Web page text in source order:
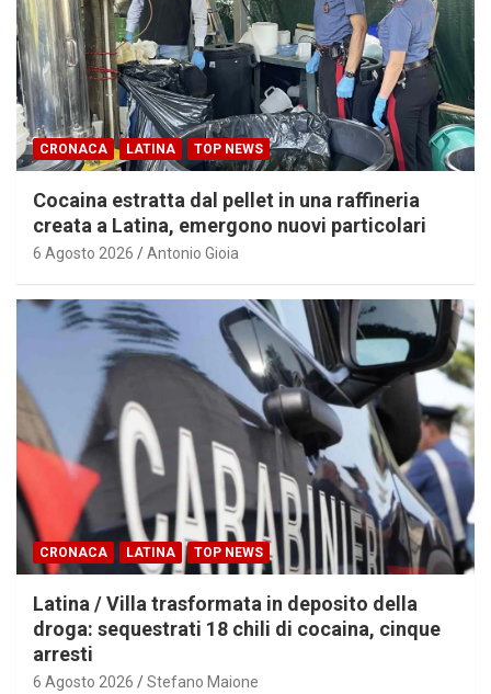
CRONACA LATINA TOP NEWS
Cocaina estratta dal pellet in una raffineria
creata a Latina, emergono nuovi particolari
6 Agosto 2026 Antonio Gioia
CRONACA LATINA TOP NEWS
Latina / Villa trasformata in deposito della
droga: sequestrati 18 chili di cocaina, cinque
arresti
6 Agosto 2026 Stefano Maione